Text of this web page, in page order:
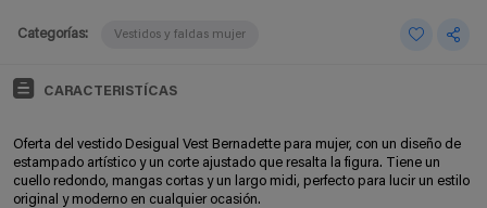
Categorías: Vestidos y faldas mujer
CARACTERISTÍCAS
Oferta del vestido Desigual Vest Bernadette para mujer, con un diseño de
estampado artístico y un corte ajustado que resalta la figura. Tiene un
cuello redondo, mangas cortas y un largo midi, perfecto para lucir un estilo
original y moderno en cualquier ocasión.